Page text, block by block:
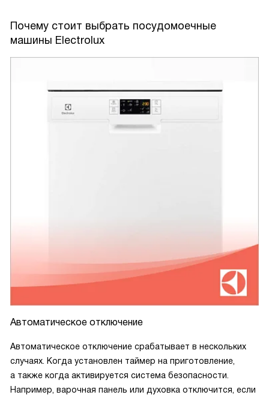
Почему стоит выбрать посудомоечные
машины Electrolux
Автоматическое отключение
Автоматическое отключение срабатывает в нескольких
случаях. Когда установлен таймер на приготовление,
а также когда активируется система безопасности.
Например, варочная панель или духовка отключится, если